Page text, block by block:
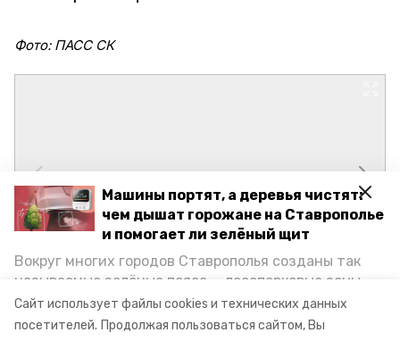
Сайт использует файлы cookies и технических данных
посетителей. Продолжая пользоваться сайтом, Вы
Машины портят, а деревья чистят:
чем дышат горожане на Ставрополье
и помогает ли зелёный щит
Вокруг многих городов Ставрополья созданы так
называемые зелёные пояса — лесопарковые зоны,
снижающие негативное воздействие выхлопных
газов на атмосферу. Справляются ли они с
Фото: ПАСС СК